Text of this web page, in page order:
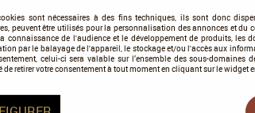
Soyez le
sont nécessaires à des fins techniques, ils sont donc
peuvent être utilisés pour la personnalisation des annonces et du
connaissance de l'audience et le développement de produits, les
par le balayage de l'appareil, le stockage et/ou l'accès aux
celui-ci sera valable sur l’ensemble des sous-domaines
retirer votre consentement à tout moment en cliquant sur le widget